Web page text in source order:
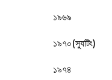
১৯৬৯
১৯৭০(স্যুটিং)
১৯৭৪